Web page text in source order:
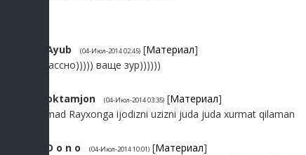
Ayub (04-Июл-2014 02:45) [Материал]
классно))))) ваще зур))))))
oktamjon (04-Июл-2014 03:35) [Материал]
Omad Rayxonga ijodizni uzizni juda juda xurmat qilaman
D o n o (04-Июл-2014 10:01) [Материал]